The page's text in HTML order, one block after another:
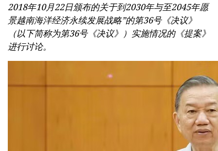
2018年10月22日颁布的关于到2030年与至2045年愿
景越南海洋经济永续发展战略”的第36号《决议》
（以下简称为第36号《决议》）实施情况的《提案》
进行讨论。